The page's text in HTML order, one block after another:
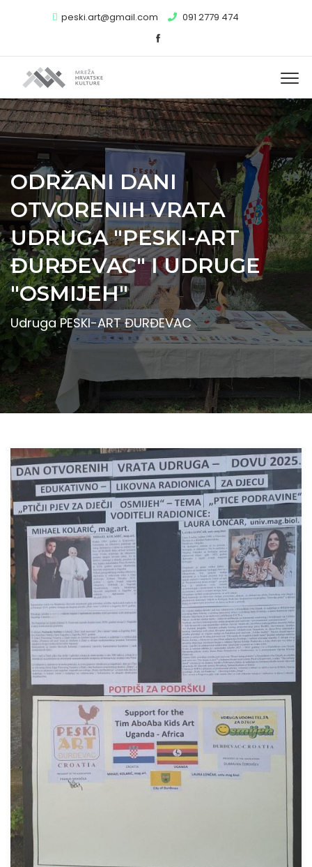
peski.art@gmail.com 091 2779 474
ODRŽANI DANI
OTVORENIH VRATA
UDRUGA "PESKI-ART
ĐURĐEVAC" I UDRUGE
"OSMIJEH"
Udruga PESKI-ART ĐURĐEVAC